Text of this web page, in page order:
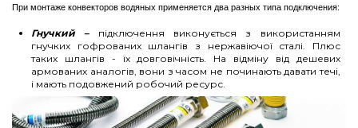
При монтаже конвекторов водяных применяется два разных типа подключения:
Гнучкий – підключення виконується з використанням
гнучких гофрованих шлангів з нержавіючої сталі. Плюс
таких шлангів - їх довговічність. На відміну від дешевих
армованих аналогів, вони з часом не починають давати течі,
і мають подовжений робочий ресурс.